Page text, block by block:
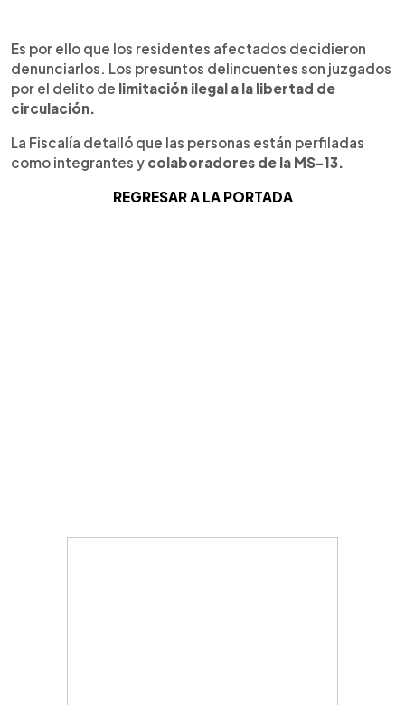
Es por ello que los residentes afectados decidieron
denunciarlos. Los presuntos delincuentes son juzgados
por el delito de limitación ilegal a la libertad de
circulación.
La Fiscalía detalló que las personas están perfiladas
como integrantes y colaboradores de la MS-13.
REGRESAR A LA PORTADA